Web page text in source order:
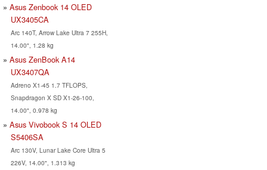
Asus Zenbook 14 OLED
UX3405CA
Arc 140T, Arrow Lake Ultra 7 255H,
14.00", 1.28 kg
Asus ZenBook A14
UX3407QA
Adreno X1-45 1.7 TFLOPS,
Snapdragon X SD X1-26-100,
14.00", 0.978 kg
Asus Vivobook S 14 OLED
S5406SA
Arc 130V, Lunar Lake Core Ultra 5
226V, 14.00", 1.313 kg